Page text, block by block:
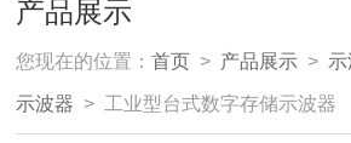
产品展示
您现在的位置：首页 > 产品展示 >
示波器 > 工业型台式数字存储示波器